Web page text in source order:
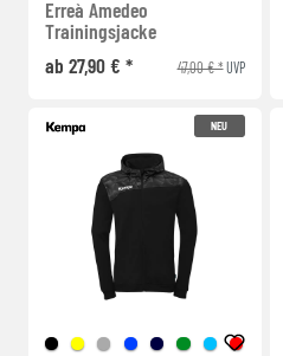
Erreà Amedeo
Trainingsjacke
ab 27,90 € *
47,00 € *UVP
NEU